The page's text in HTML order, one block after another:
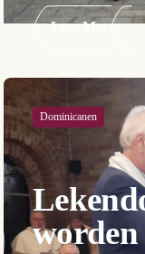
Lees Meer
Dominicanen
worden